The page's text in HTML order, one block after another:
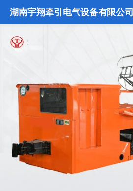
湖南宇翔牵引电气设备有限公司